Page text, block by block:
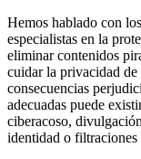
Hemos hablado con
especialistas en la
eliminar contenidos
cuidar la privacidad
consecuencias
adecuadas puede
ciberacoso,
identidad o filtraciones